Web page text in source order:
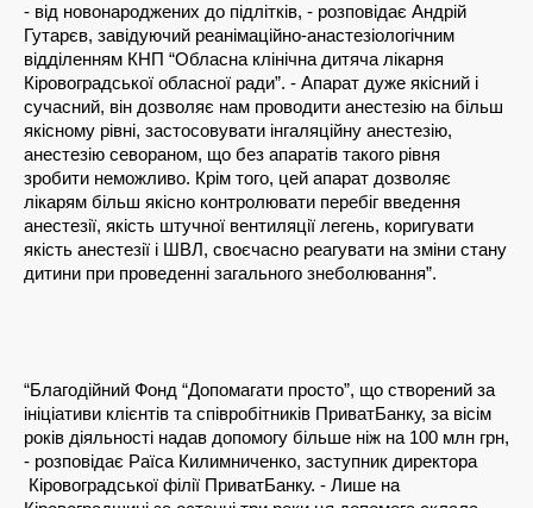
- від новонароджених до підлітків, - розповідає Андрій
Гутарєв, завідуючий реанімаційно-анастезіологічним
відділенням КНП “Обласна клінічна дитяча лікарня
Кіровоградської обласної ради”. - Апарат дуже якісний і
сучасний, він дозволяє нам проводити анестезію на більш
якісному рівні, застосовувати інгаляційну анестезію,
анестезію севораном, що без апаратів такого рівня
зробити неможливо. Крім того, цей апарат дозволяє
лікарям більш якісно контролювати перебіг введення
анестезії, якість штучної вентиляції легень, коригувати
якість анестезії і ШВЛ, своєчасно реагувати на зміни стану
дитини при проведенні загального знеболювання”.
“Благодійний Фонд “Допомагати просто”, що створений за
ініціативи клієнтів та співробітників ПриватБанку, за вісім
років діяльності надав допомогу більше ніж на 100 млн грн,
- розповідає Раїса Килимниченко, заступник директора
Кіровоградської філії ПриватБанку. - Лише на